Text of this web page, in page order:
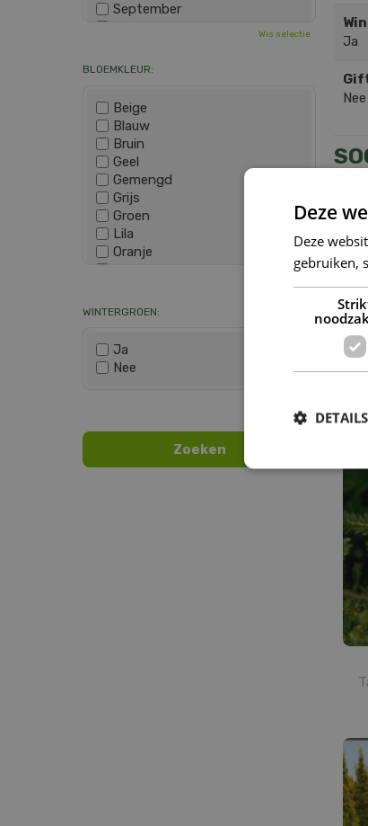
Ja
Nee
September
December
Wis selectie
BLOEMKLEUR:
Beige
Blauw
Bruin
Geel
Gemengd
Grijs
Groen
Lila
Oranje
Roze
Zwart
WINTERGROEN:
Ja
Nee
Deze
Deze
gebruiken,